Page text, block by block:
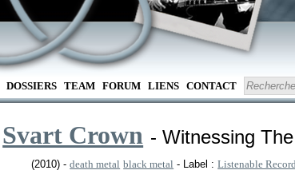
DOSSIERS TEAM FORUM LIENS CONTACT
Svart Crown - Witnessing
(2010) -death metal black metal - Label :Listenable